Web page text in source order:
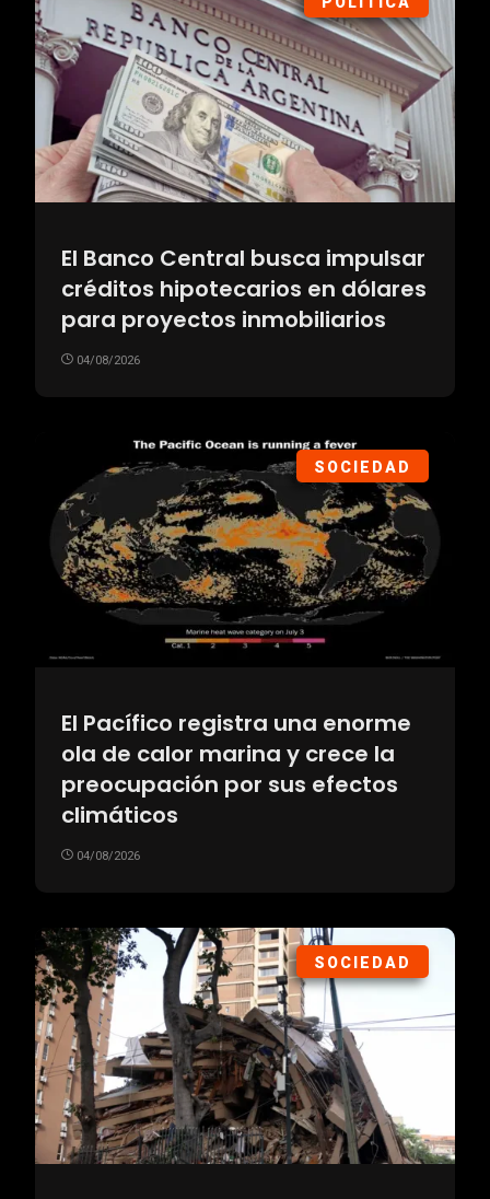
El Banco Central busca impulsar
créditos hipotecarios en dólares
para proyectos inmobiliarios
04/08/2026
SOCIEDAD
El Pacífico registra una enorme
ola de calor marina y crece la
preocupación por sus efectos
climáticos
04/08/2026
SOCIEDAD